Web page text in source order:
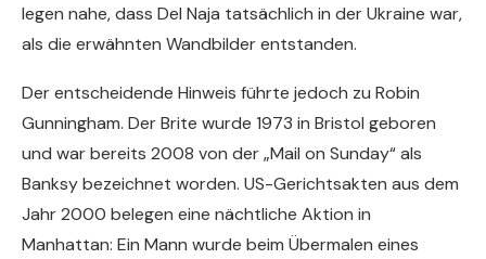
legen nahe, dass Del Naja tatsächlich in der Ukraine war,
als die erwähnten Wandbilder entstanden.
Der entscheidende Hinweis führte jedoch zu Robin
Gunningham. Der Brite wurde 1973 in Bristol geboren
und war bereits 2008 von der „Mail on Sunday“ als
Banksy bezeichnet worden. US-Gerichtsakten aus dem
Jahr 2000 belegen eine nächtliche Aktion in
Manhattan: Ein Mann wurde beim Übermalen eines